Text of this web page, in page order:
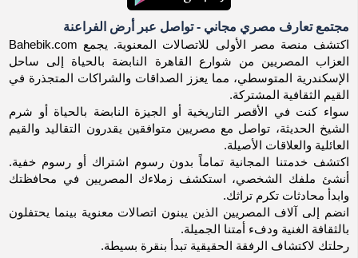
مجتمع تعارف مصري مجاني - تواصل عبر أرض الفراعنة
اكتشف منصة مصر الأولى للاتصالات المعنوية. يجمع Bahebik.com
العزاب المصريين من شوارع القاهرة النابضة بالحياة إلى ساحل
الإسكندرية المتوسطي، مما يعزز الصداقات والشراكات المتجذرة في
القيم الثقافية المشتركة.
سواء كنت في الأقصر التاريخية أو الجيزة النابضة بالحياة أو شرم
الشيخ الحديثة، تواصل مع مصريين متوافقين يقدرون التقاليد والقيم
العائلية والعلاقات الأصيلة.
اكتشف خدمتنا المجانية تماماً بدون رسوم اشتراك أو رسوم خفية.
أنشئ ملفك الشخصي، استكشف زملاءك المصريين في محافظتك
وابدأ محادثات تكرم تراثك.
انضم إلى آلاف المصريين الذين يبنون اتصالات معنوية بينما يحتفلون
بالثقافة الغنية ودفء أمتنا الجميلة.
رحلتك لاكتشاف الرفقة الحقيقية تبدأ بنقرة بسيطة.